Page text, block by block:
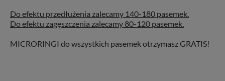
Do efektu przedłużenia zalecamy 140-180 pasemek.
Do efektu zagęszczenia zalecamy 80-120 pasemek.
MICRORINGI do wszystkich pasemek otrzymasz GRATIS!